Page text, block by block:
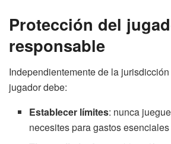
Protección del
responsable
Independientemente de la
jugador debe:
Establecer límites: nunca
necesites para gastos esenciales